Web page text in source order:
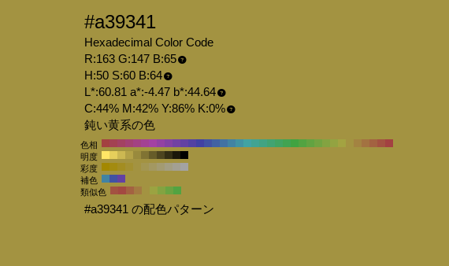
#a39341
Hexadecimal Color Code
R:163 G:147 B:65
H:50 S:60 B:64
L*:60.81 a*:-4.47 b*:44.64
C:44% M:42% Y:86% K:0%
鈍い黄系の色
色相
明度
彩度
補色
類似色
#a39341 の配色パターン